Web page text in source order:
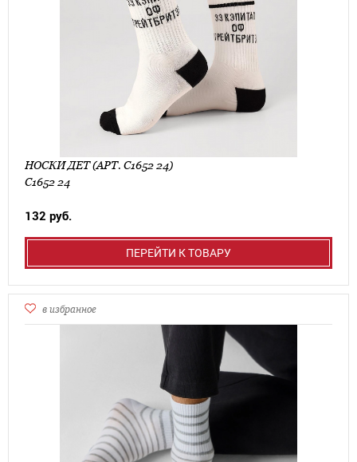
НОСКИ ДЕТ (АРТ. С1652 24)
С1652 24
132 руб.
ПЕРЕЙТИ К ТОВАРУ
в избранное